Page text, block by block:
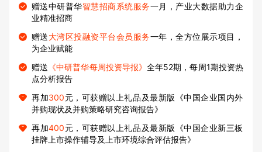
赠送中研普华智慧招商系统服务一月，产业大数据助力企
业精准招商
赠送大湾区投融资平台会员服务一年，全方位展示项目，
为企业赋能
赠送 《中研普华每周投资导报》全年52期，每周1期投资热
点分析报告
再加300元，可获赠以上礼品及最新版《中国企业国内外
并购现状及并购策略研究咨询报告》
再加400元，可获赠以上礼品及最新版《中国企业新三板
挂牌上市操作辅导及上市环境综合评估报告》